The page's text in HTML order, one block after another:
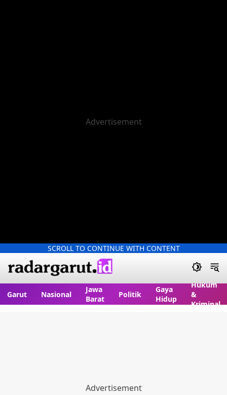
SCROLL TO CONTINUE WITH CONTENT
Garut Nasional
Jawa
Barat
Politik
Gaya
Hidup
Hukum
&
Kriminal